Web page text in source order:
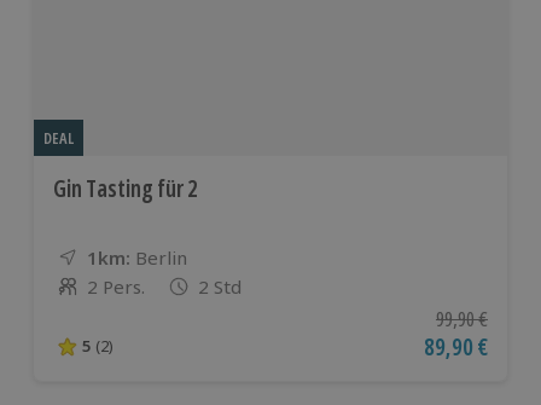
DEAL
Gin Tasting für 2
1km: Entfernung
Standort
Berlin
Anzahl der Teilnehmer
2 Pers. 2 Std
5 von 5 Sternen basierend auf 2 Bewertungen
5 (2)
99,90 €
Aktueller
89,90 €